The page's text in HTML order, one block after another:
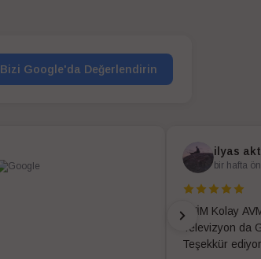
Bizi Google'da Değerlendirin
ilyas
bir hafta
EVİM Kolay
Televizyon da
Teşekkür